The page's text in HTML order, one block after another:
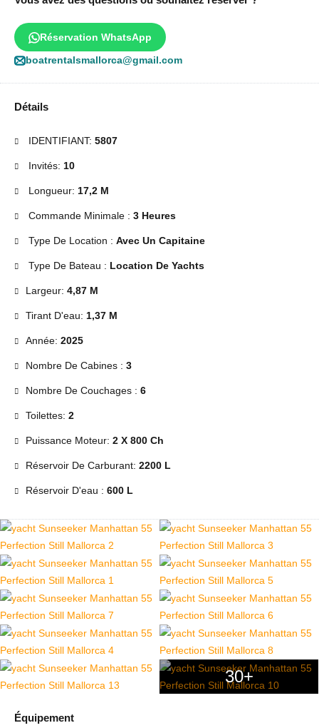
Réservation WhatsApp
boatrentalsmallorca@gmail.com
Détails
IDENTIFIANT: 5807
Invités: 10
Longueur: 17,2 M
Commande Minimale : 3 Heures
Type De Location : Avec Un Capitaine
Type De Bateau : Location De Yachts
Largeur: 4,87 M
Tirant D'eau: 1,37 M
Année: 2025
Nombre De Cabines : 3
Nombre De Couchages : 6
Toilettes: 2
Puissance Moteur: 2 X 800 Ch
Réservoir De Carburant: 2200 L
Réservoir D'eau : 600 L
30+
Équipement